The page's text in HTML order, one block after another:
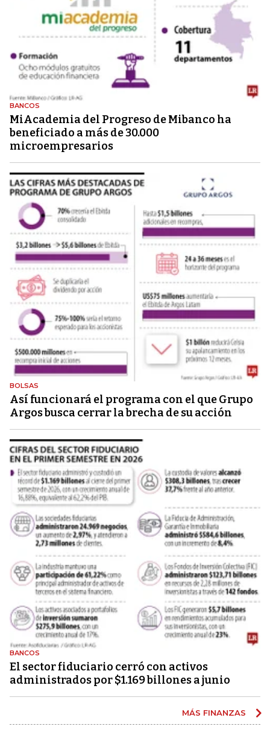
BANCOS
MiAcademia del Progreso de Mibanco ha
beneficiado a más de 30.000
microempresarios
BOLSAS
Así funcionará el programa con el que Grupo
Argos busca cerrar la brecha de su acción
BANCOS
El sector fiduciario cerró con activos
administrados por $1.169 billones a junio
MÁS FINANZAS